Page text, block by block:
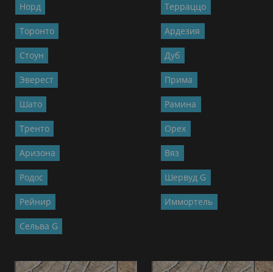
Норд Терраццо
Торонто Ардезия
Стоун Дуб
Эверест Прима
Шато Рамина
Тренто Орех
Аризона Вяз
Родос Шервуд G
Рейнир Иммортель
Сельва G